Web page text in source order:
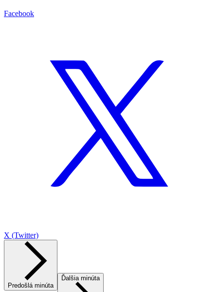
Facebook
X (Twitter)
Predošlá minúta
Ďalšia minúta